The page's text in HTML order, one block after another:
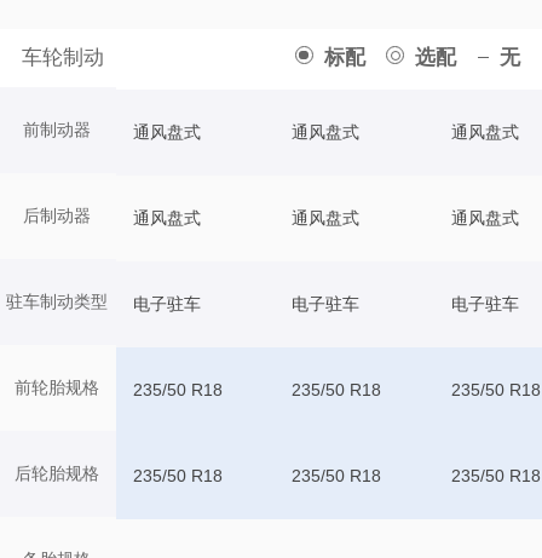
车轮制动 标配 选配 无
前制动器
后制动器
驻车制动类型
前轮胎规格
后轮胎规格
通风盘式 通风盘式 通风盘式
通风盘式 通风盘式 通风盘式
电子驻车 电子驻车 电子驻车
235/50 R18 235/50 R18 235/50 R18
235/50 R18 235/50 R18 235/50 R18